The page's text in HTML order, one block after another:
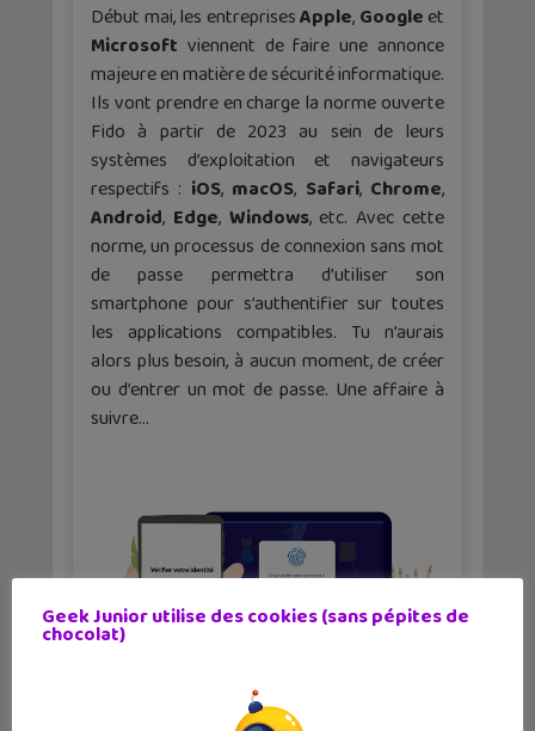
Début mai, les entreprisesApple, Google et
Microsoft viennent de faire une annonce
majeure en matière de sécurité informatique.
Ils vont prendre en charge la norme ouverte
Fido à partir de 2023 au sein de leurs
systèmes d’exploitation et navigateurs
respectifs : iOS, macOS, Safari, Chrome,
Android, Edge, Windows, etc. Avec cette
norme, un processus de connexion sans mot
de passe permettra d’utiliser son
smartphone pour s’authentifier sur toutes
les applications compatibles. Tu n’aurais
alors plus besoin, à aucun moment, de créer
ou d’entrer un mot de passe. Une affaire à
suivre…
Geek Junior utilise des cookies (sans pépites de
chocolat)